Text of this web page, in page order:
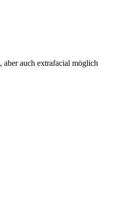
, aber auch extrafacial möglich